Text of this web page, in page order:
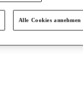
Alle Cookies annehmen